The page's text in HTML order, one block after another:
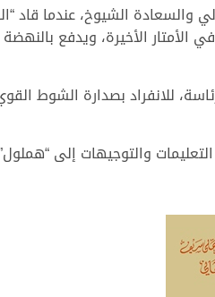
والسعادة الشيوخ، عندما قاد
الأخيرة، ويدفع
للانفراد بصدارة الشوط
والتوجيهات إلى